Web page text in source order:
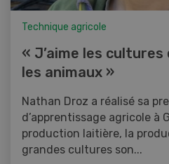
Technique agricole
« J’aime les
les animaux »
Nathan Droz a réalisé sa
d’apprentissage agricole à
production laitière, la
grandes cultures son...